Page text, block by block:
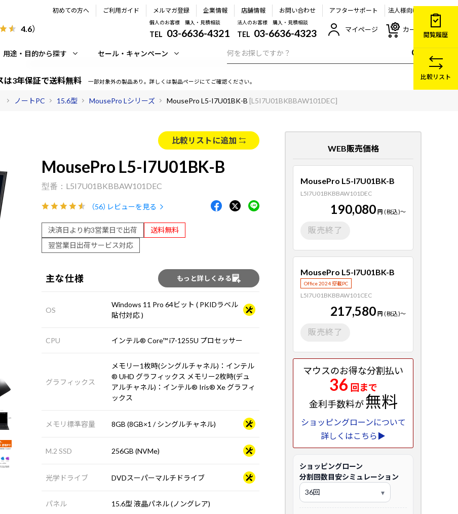
4.6）
初めての方へ ご利用ガイド メルマガ登録 企業情報 店舗情報 お問い合わせ アフターサポート 法人様向け
個人のお客様 購入・見積相談
TEL 03-6636-4321
法人のお客様 購入・見積相談
TEL 03-6636-4323 マイページ カート
用途・目的から探す セール・キャンペーン
は3年保証で送料無料 一部対象外の製品あり。詳しくは製品ページにてご確認ください。
ノートPC 15.6型 MousePro Lシリーズ MousePro L5-I7U01BK-B [L5I7U01BKBBAW101DEC]
比較リストに追加
MousePro L5-I7U01BK-B
L5I7U01BKBBAW101DEC
（56）レビューを見る
決済日より約3営業日で出荷
送料無料
翌営業日出荷サービス対応
主な仕様 もっと詳しくみる
OS
Windows 11 Pro 64ビット ( PKIDラベル
貼付対応 )
CPU インテル® Core™ i7-1255U プロセッサー
グラフィックス
メモリー1枚時(シングルチャネル)：インテル
® UHD グラフィックス メモリー2枚時(デュ
アルチャネル)：インテル® Iris® Xe グラフィ
ックス
メモリ標準容量 8GB (8GB×1 / シングルチャネル)
M.2 SSD 256GB (NVMe)
光学ドライブ DVDスーパーマルチドライブ
パネル 15.6型 液晶パネル (ノングレア)
WEB販売価格
MousePro L5-I7U01BK-B
L5I7U01BKBBAW101DEC
190,080 円 (税込)～
販売終了
MousePro L5-I7U01BK-B
Office 2024 搭載PC
L5I7U01BKBBAW101CEC
217,580 円 (税込)～
販売終了
マウスのお得な分割払い
36 回まで
金利手数料が無料
ショッピングローンについて
詳しくはこちら▶
ショッピングローン
分割回数目安シミュレーション
閲覧履歴
比較リスト